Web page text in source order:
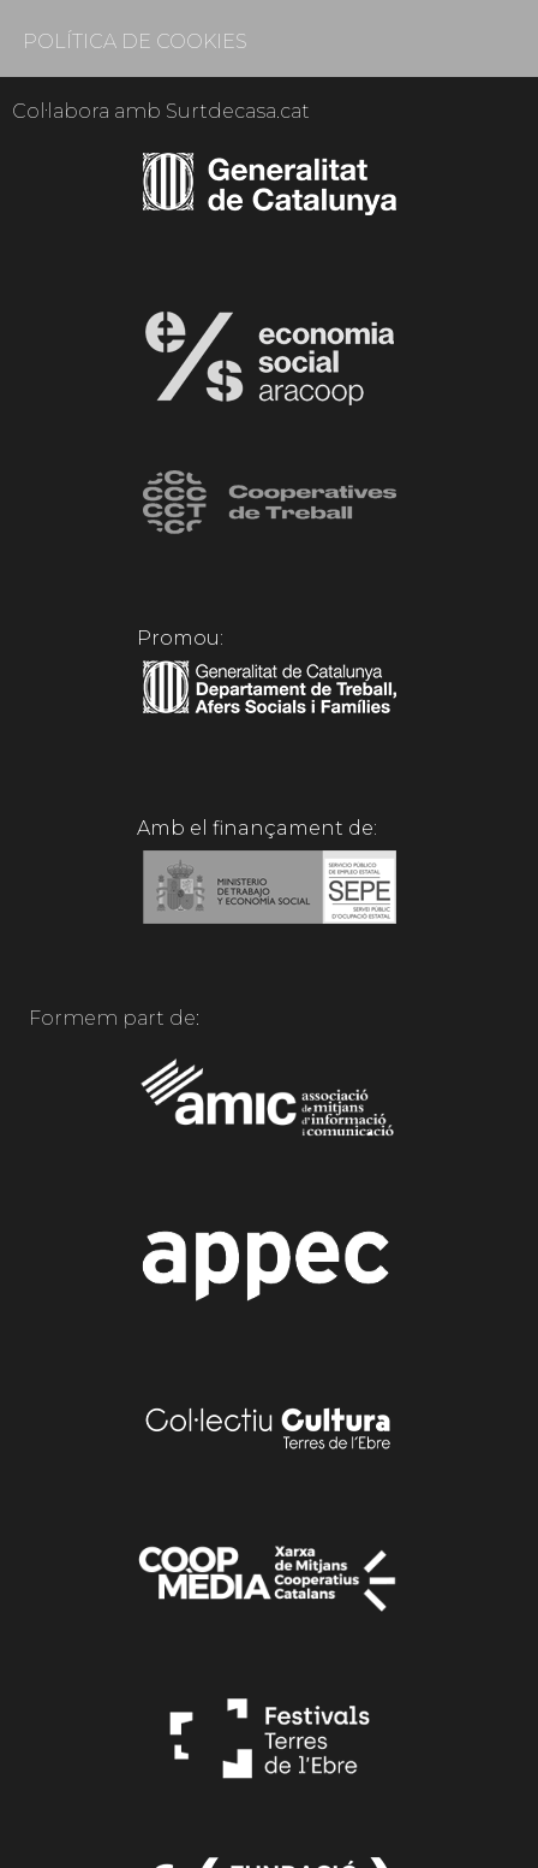
POLÍTICA DE COOKIES
Col·labora amb Surtdecasa.cat
Promou:
Amb el finançament de:
Formem part de: